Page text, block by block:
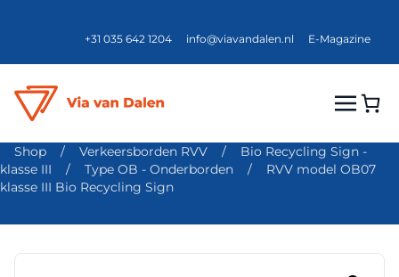
+31 035 642 1204 info@viavandalen.nl E-Magazine
Shop / Verkeersborden RVV /
Bio Recycling Sign -
klasse III
/ Type OB - Onderborden /
RVV model OB07
klasse III Bio Recycling Sign